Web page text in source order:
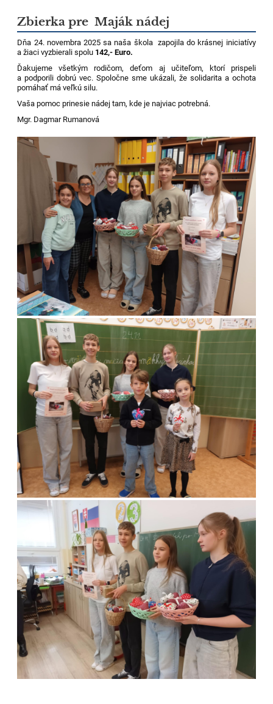
Zbierka pre Maják nádej
Dňa 24. novembra 2025 sa naša škola zapojila do krásnej iniciatívy
a žiaci vyzbierali spolu 142,- Euro.
Ďakujeme všetkým rodičom, deťom aj učiteľom, ktorí prispeli
a podporili dobrú vec. Spoločne sme ukázali, že solidarita a ochota
pomáhať má veľkú silu.
Vaša pomoc prinesie nádej tam, kde je najviac potrebná.
Mgr. Dagmar Rumanová